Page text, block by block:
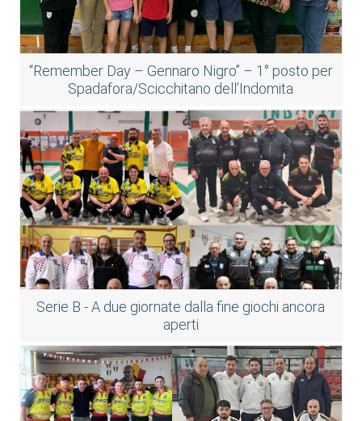
“Remember Day – Gennaro Nigro” – 1° posto per
Spadafora/Scicchitano dell’Indomita
Serie B - A due giornate dalla fine giochi ancora
aperti